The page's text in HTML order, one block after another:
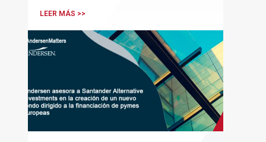
procesos estratégicos de M&A
LEER MÁS >>